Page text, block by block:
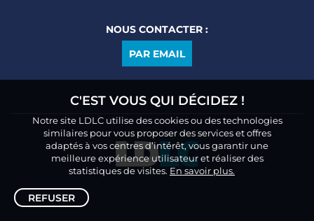
NOUS CONTACTER :
PAR EMAIL
C'EST VOUS QUI DÉCIDEZ !
Notre site LDLC utilise des cookies ou des technologies
similaires pour vous proposer des services et offres
adaptés à vos centres d’intérêt, vous garantir une
meilleure expérience utilisateur et réaliser des
statistiques de visites. En savoir plus.
REFUSER